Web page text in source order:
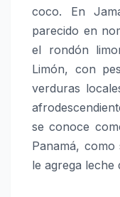
coco. En
parecido en
el rondón
Limón, con
verduras
se conoce
Panamá,
le agrega leche